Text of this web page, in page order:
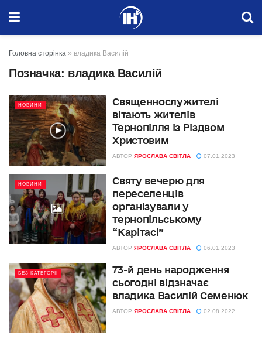
Головна сторінка » владика Василій
Позначка: владика Василій
НОВИНИ
Священнослужителі
вітають жителів
Тернопілля із Різдвом
Христовим
АВТОР ЯРОСЛАВА СВІТЛА 07.01.2023
НОВИНИ
Святу вечерю для
переселенців
організували у
тернопільському
“Карітасі”
АВТОР ЯРОСЛАВА СВІТЛА 06.01.2023
БЕЗ КАТЕГОРІЇ
73-й день народження
сьогодні відзначає
владика Василій Семенюк
АВТОР ЯРОСЛАВА СВІТЛА 02.08.2022